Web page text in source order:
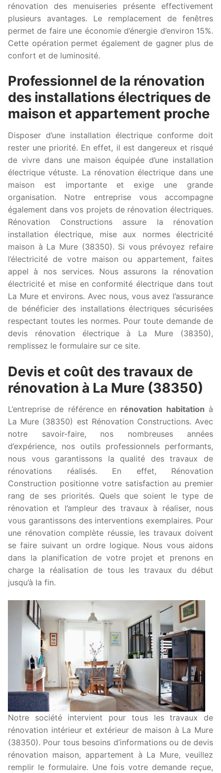
rénovation des menuiseries présente effectivement
plusieurs avantages. Le remplacement de fenêtres
permet de faire une économie d’énergie d’environ 15%.
Cette opération permet également de gagner plus de
confort et de luminosité.
Professionnel de la rénovation
des installations électriques de
maison et appartement proche
Disposer d’une installation électrique conforme doit
rester une priorité. En effet, il est dangereux et risqué
de vivre dans une maison équipée d’une installation
électrique vétuste. La rénovation électrique dans une
maison est importante et exige une grande
organisation. Notre entreprise vous accompagne
également dans vos projets de rénovation électriques.
Rénovation Constructions assure la rénovation
installation électrique, mise aux normes électricité
maison à La Mure (38350). Si vous prévoyez refaire
l’électricité de votre maison ou appartement, faites
appel à nos services. Nous assurons la rénovation
électricité et mise en conformité électrique dans tout
La Mure et environs. Avec nous, vous avez l’assurance
de bénéficier des installations électriques sécurisées
respectant toutes les normes. Pour toute demande de
devis rénovation électrique à La Mure (38350),
remplissez le formulaire sur ce site.
Devis et coût des travaux de
rénovation à La Mure (38350)
L’entreprise de référence en rénovation habitation à
La Mure (38350) est Rénovation Constructions. Avec
notre savoir-faire, nos nombreuses années
d’expérience, nos outils professionnels performants,
nous vous garantissons la qualité des travaux de
rénovations réalisés. En effet, Rénovation
Construction positionne votre satisfaction au premier
rang de ses priorités. Quels que soient le type de
rénovation et l’ampleur des travaux à réaliser, nous
vous garantissons des interventions exemplaires. Pour
une rénovation complète réussie, les travaux doivent
se faire suivant un ordre logique. Nous vous aidons
dans la planification de votre projet et prenons en
charge la réalisation de tous les travaux du début
jusqu’à la fin.
Notre société intervient pour tous les travaux de
rénovation intérieur et extérieur de maison à La Mure
(38350). Pour tous besoins d’informations ou de devis
rénovation maison, appartement à La Mure, veuillez
remplir le formulaire. Une fois votre demande reçue,